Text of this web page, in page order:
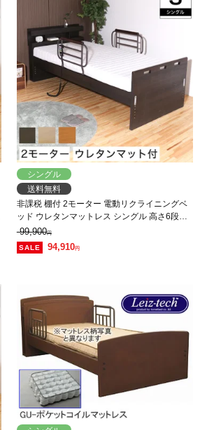
シングル
送料無料
非課税 棚付 2モーター 電動リクライニングベ
ッド ウレタンマットレス シングル 高さ6段階
調整 LED照明 コンセント付
99,900円
94,910円